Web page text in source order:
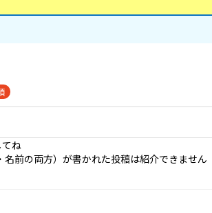
ね
前の両方）が書かれた投稿は紹介できません